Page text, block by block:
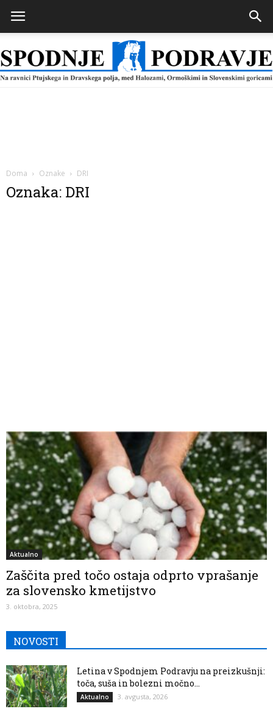
Doma Oznake DRI
Oznaka: DRI
Aktualno
Zaščita pred točo ostaja odprto vprašanje
za slovensko kmetijstvo
3. oktobra, 2025
NOVOSTI
Letina v Spodnjem Podravju na preizkušnji:
toča, suša in bolezni močno...
Aktualno 3. avgusta, 2026